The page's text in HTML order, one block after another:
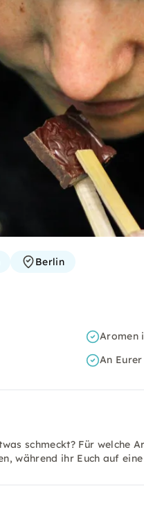
Berlin
Aromen
An
schmeckt? Für welche
während ihr Euch auf